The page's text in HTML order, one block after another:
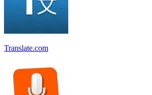
Translate.com